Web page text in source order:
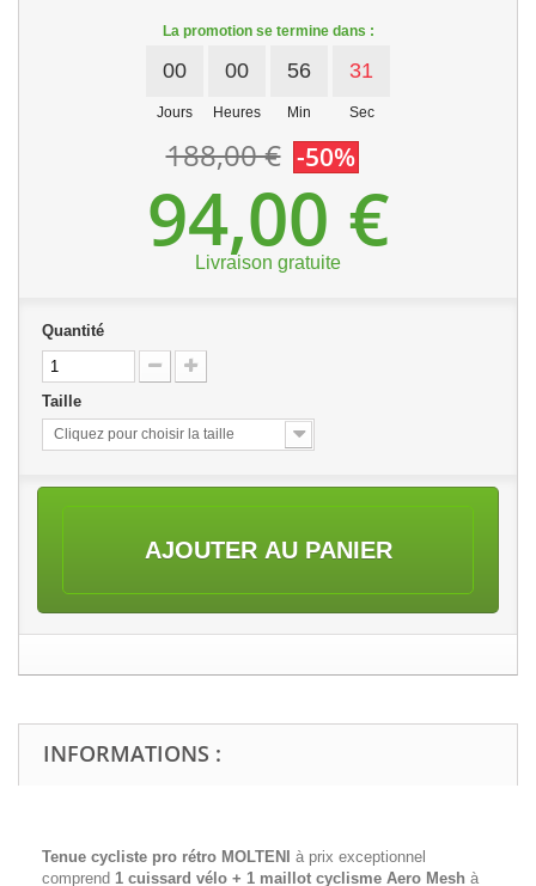
La promotion se termine dans :
00
Jours
00
Heures
56
Min
30
Sec
188,00 € -50%
94,00 €
Livraison gratuite
Quantité
Taille
Cliquez pour choisir la taille
AJOUTER AU PANIER
INFORMATIONS :
Tenue cycliste pro rétro MOLTENI à prix exceptionnel
comprend 1 cuissard vélo + 1 maillot cyclisme Aero Mesh à